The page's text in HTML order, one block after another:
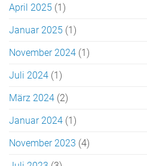
April 2025 (1)
Januar 2025 (1)
November 2024 (1)
Juli 2024 (1)
März 2024 (2)
Januar 2024 (1)
November 2023 (4)